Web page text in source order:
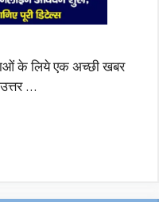
के लिये एक अच्छी खबर
…